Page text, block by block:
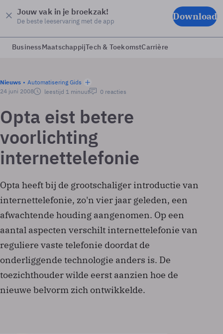
Jouw vak in je broekzak!
De beste leeservaring met de app Download
BusinessMaatschappijTech & ToekomstCarrière
Nieuws
Automatisering Gids
24 juni 2008
leestijd 1 minuut 0 reacties
Opta eist betere
voorlichting
internettelefonie
Opta heeft bij de grootschaliger introductie van
internettelefonie, zo'n vier jaar geleden, een
afwachtende houding aangenomen. Op een
aantal aspecten verschilt internettelefonie van
reguliere vaste telefonie doordat de
onderliggende technologie anders is. De
toezichthouder wilde eerst aanzien hoe de
nieuwe belvorm zich ontwikkelde.